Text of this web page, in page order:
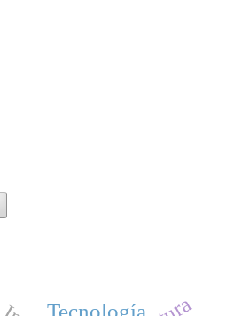
Tecnología